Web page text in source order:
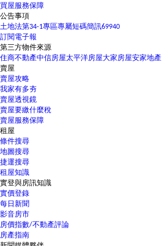
買屋服務保障
公告事項
土地法第34-1專區專屬短碼簡訊69940
訂閱電子報
第三方物件來源
住商不動產中信房屋太平洋房屋大家房屋安家地產
賣屋
賣屋攻略
我家有多夯
賣屋透視鏡
賣屋要繳什麼稅
賣屋服務保障
租屋
條件搜尋
地圖搜尋
捷運搜尋
租屋知識
實登與房訊知識
實價登錄
每日新聞
影音房市
房價指數/不動產評論
房產指南